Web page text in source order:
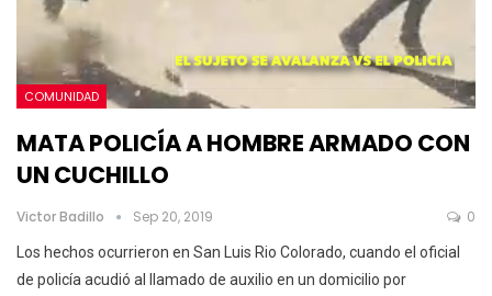
COMUNIDAD
MATA POLICÍA A HOMBRE ARMADO CON
UN CUCHILLO
Victor Badillo Sep 20, 2019 0
Los hechos ocurrieron en San Luis Rio Colorado, cuando el oficial
de policía acudió al llamado de auxilio en un domicilio por